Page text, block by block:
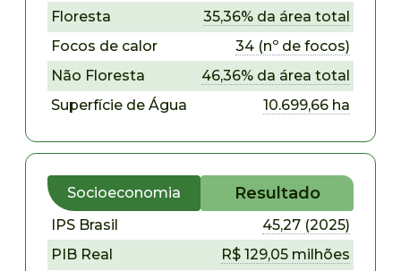
Floresta
35,36% da área total
Focos de calor
34 (nº de focos)
Não Floresta
46,36% da área total
Superfície de Água
10.699,66 ha
Socioeconomia Resultado
IPS Brasil
45,27 (2025)
PIB Real
R$ 129,05 milhões